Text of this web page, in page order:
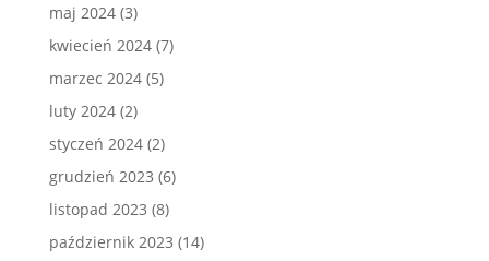
maj 2024(3)
kwiecień 2024(7)
marzec 2024(5)
luty 2024(2)
styczeń 2024(2)
grudzień 2023 (6)
listopad 2023 (8)
październik 2023 (14)